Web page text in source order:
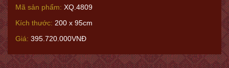
Mã sản phẩm: XQ.4809
Kích thước: 200 x 95cm
Giá: 395.720.000VNĐ